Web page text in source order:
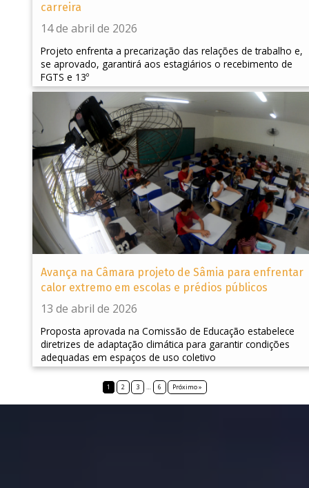
carreira
14 de abril de 2026
Projeto enfrenta a precarização das relações de trabalho e,
se aprovado, garantirá aos estagiários o recebimento de
FGTS e 13º
Avança na Câmara projeto de Sâmia para enfrentar
calor extremo em escolas e prédios públicos
13 de abril de 2026
Proposta aprovada na Comissão de Educação estabelece
diretrizes de adaptação climática para garantir condições
adequadas em espaços de uso coletivo
1 2 3 … 6 Próximo »